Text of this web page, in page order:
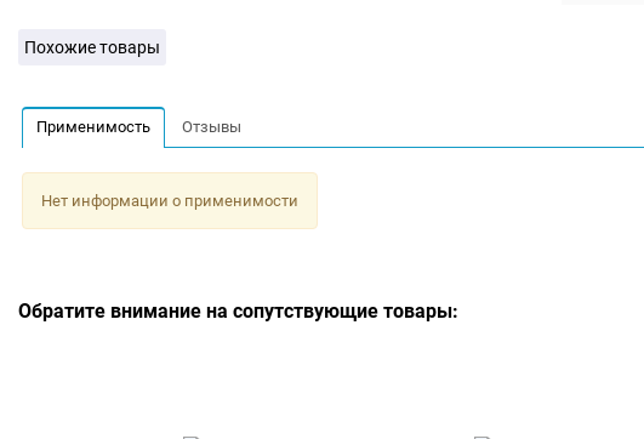
Похожие товары
Применимость Отзывы
Нет информации о применимости
Обратите внимание на сопутствующие товары: